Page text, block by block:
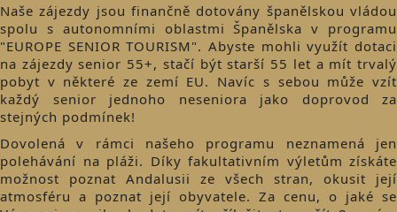
Naše zájezdy jsou finančně dotovány španělskou vládou
spolu s autonomními oblastmi Španělska v programu
"EUROPE SENIOR TOURISM". Abyste mohli využít dotaci
na zájezdy senior 55+, stačí být starší 55 let a mít trvalý
pobyt v některé ze zemí EU. Navíc s sebou může vzít
každý senior jednoho neseniora jako doprovod za
stejných podmínek!
Dovolená v rámci našeho programu neznamená jen
polehávání na pláži. Díky fakultativním výletům získáte
možnost poznat Andalusii ze všech stran, okusit její
atmosféru a poznat její obyvatele. Za cenu, o jaké se